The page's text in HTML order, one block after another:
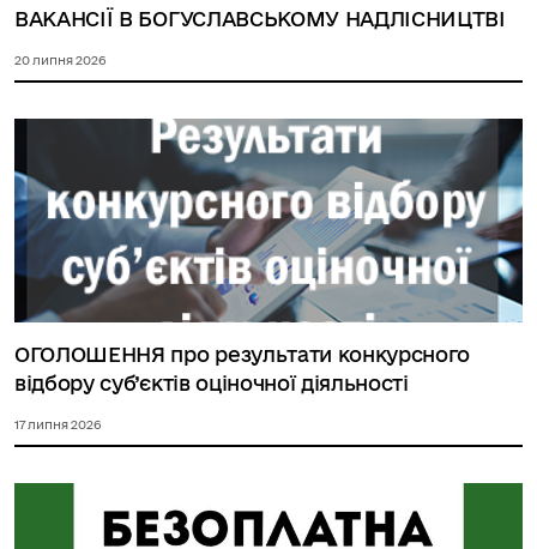
ВАКАНСІЇ В БОГУСЛАВСЬКОМУ НАДЛІСНИЦТВІ
20 липня 2026
ОГОЛОШЕННЯ про результати конкурсного
відбору суб’єктів оціночної діяльності
17 липня 2026